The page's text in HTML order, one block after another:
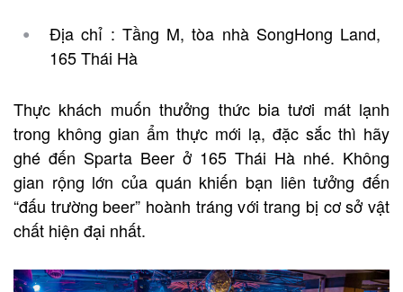
Địa chỉ : Tầng M, tòa nhà SongHong Land,
165 Thái Hà
Thực khách muốn thưởng thức bia tươi mát lạnh
trong không gian ẩm thực mới lạ, đặc sắc thì hãy
ghé đến Sparta Beer ở 165 Thái Hà nhé. Không
gian rộng lớn của quán khiến bạn liên tưởng đến
“đấu trường beer” hoành tráng với trang bị cơ sở vật
chất hiện đại nhất.